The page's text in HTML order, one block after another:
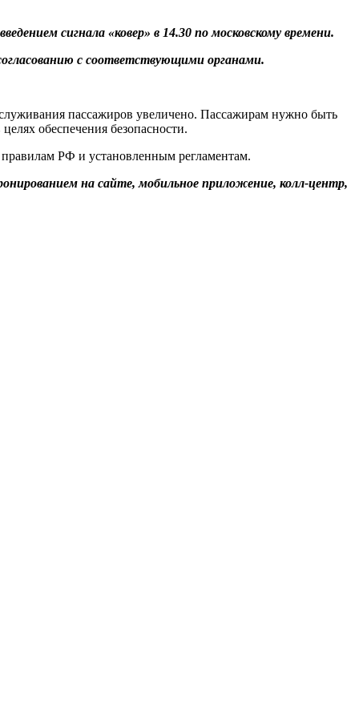
сигнала «ковер» в 14.30 по московскому времени.
с соответствующими органами.
пассажиров увеличено. Пассажирам нужно быть
обеспечения безопасности.
РФ и установленным регламентам.
на сайте, мобильное приложение, колл-центр,